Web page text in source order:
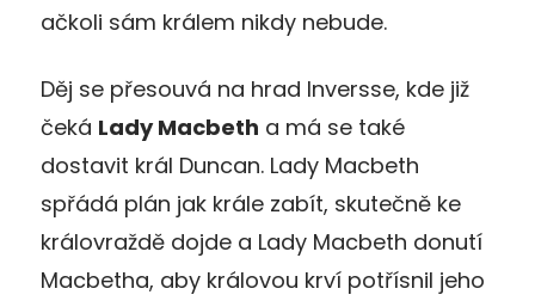
ačkoli sám králem nikdy nebude.
Děj se přesouvá na hrad Inversse, kde již
čeká Lady Macbeth a má se také
dostavit král Duncan. Lady Macbeth
spřádá plán jak krále zabít, skutečně ke
královraždě dojde a Lady Macbeth donutí
Macbetha, aby královou krví potřísnil jeho